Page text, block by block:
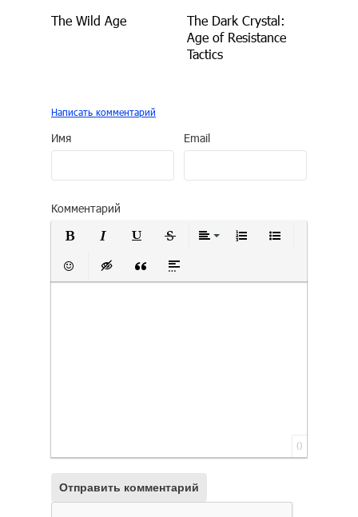
The Wild Age
The Dark Crystal:
Age of Resistance
Tactics
Написать комментарий
Имя Email
Комментарий
Полужирный
Вставить смайлик
Вставка скрытого текста
Вставка цитаты
Вставка спойлера
0
Отправить комментарий